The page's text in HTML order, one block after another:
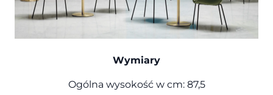
Wymiary
Ogólna wysokość w cm: 87,5